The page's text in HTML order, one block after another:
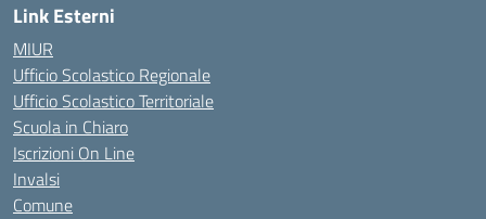
Link Esterni
MIUR
Ufficio Scolastico Regionale
Ufficio Scolastico Territoriale
Scuola in Chiaro
Iscrizioni On Line
Invalsi
Comune